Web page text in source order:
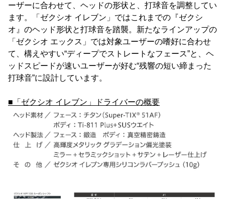
ーザーに合わせて、ヘッドの形状と、打球音を調整してい
ます。「ゼクシオ イレブン」ではこれまでの『ゼクシ
オ』のヘッド形状と打球音を踏襲。新たなラインアップの
「ゼクシオ エックス」では対象ユーザーの嗜好に合わせ
て、構えやすい“ディープでストレートなフェース”と、ヘ
ッドスピードが速いユーザーが好む“残響の短い締まった
打球音”に設計しています。
■「ゼクシオ イレブン」ドライバーの概要